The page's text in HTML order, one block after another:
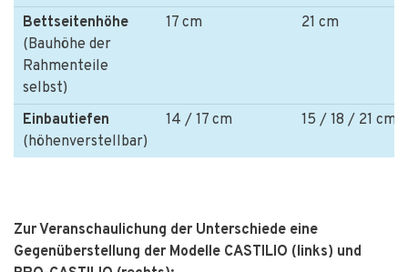
Bettseitenhöhe
(Bauhöhe der
Rahmenteile
selbst)
17 cm 21 cm
Einbautiefen
(höhenverstellbar)
14 / 17 cm 15 / 18 / 21 cm
Zur Veranschaulichung der Unterschiede eine
Gegenüberstellung der Modelle CASTILIO (links) und